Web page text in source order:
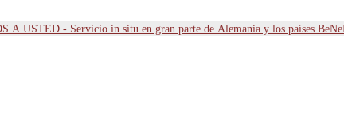
A USTED - Servicio in situ en gran parte de Alemania y los países